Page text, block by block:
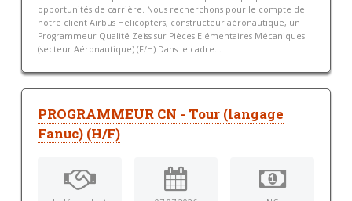
opportunités de carrière. Nous recherchons pour le compte de
notre client Airbus Helicopters, constructeur aéronautique, un
Programmeur Qualité Zeiss sur Pièces Elémentaires Mécaniques
(secteur Aéronautique) (F/H) Dans le cadre...
PROGRAMMEUR CN - Tour (langage
Fanuc) (H/F)